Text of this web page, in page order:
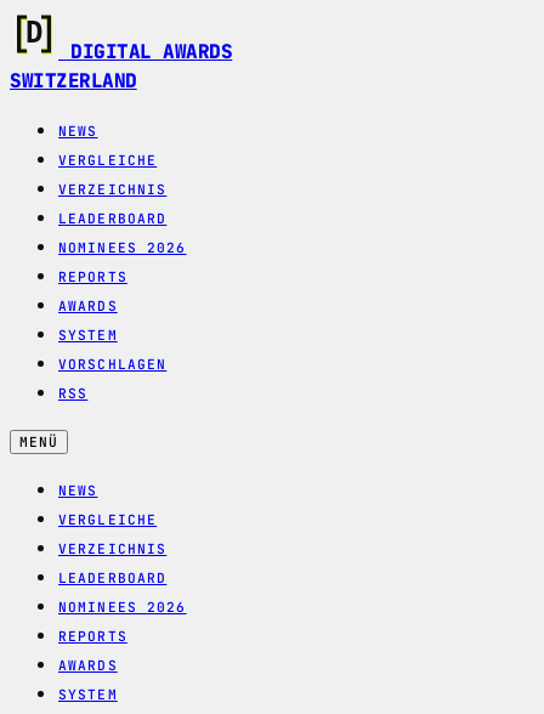
DIGITAL AWARDS
SWITZERLAND
NEWS
VERGLEICHE
VERZEICHNIS
LEADERBOARD
NOMINEES 2026
REPORTS
AWARDS
SYSTEM
VORSCHLAGEN
RSS
MENÜ
NEWS
VERGLEICHE
VERZEICHNIS
LEADERBOARD
NOMINEES 2026
REPORTS
AWARDS
SYSTEM